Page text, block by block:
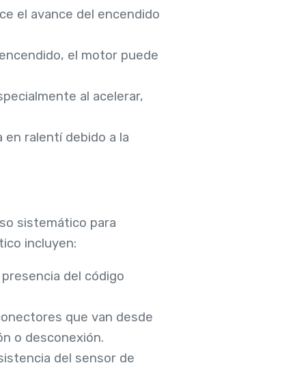
el avance del encendido
el motor puede
al acelerar,
ralentí debido a la
sistemático para
incluyen:
del código
que van desde
o desconexión.
del sensor de